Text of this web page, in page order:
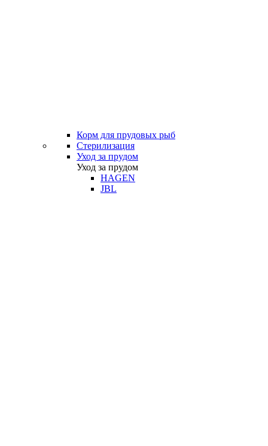
Корм для прудовых рыб
Стерилизация
Уход за прудом
Уход за прудом
HAGEN
JBL